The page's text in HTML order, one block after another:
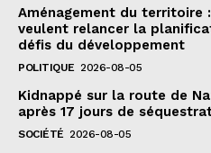
Aménagement du territoire
veulent relancer la
défis du développement
POLITIQUE 2026-08-05
Kidnappé sur la route de
après 17 jours de
SOCIÉTÉ 2026-08-05